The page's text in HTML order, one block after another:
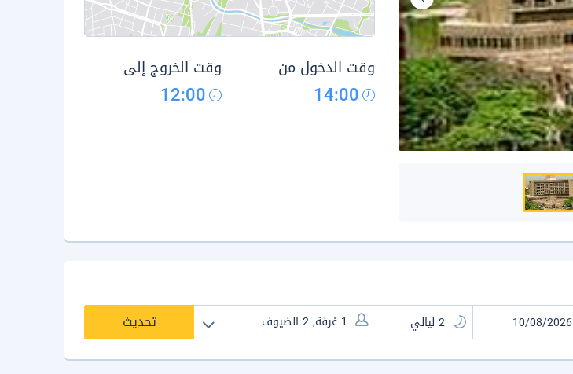
وقت الدخول من
14:00
وقت الخروج إلى
12:00
تحديث